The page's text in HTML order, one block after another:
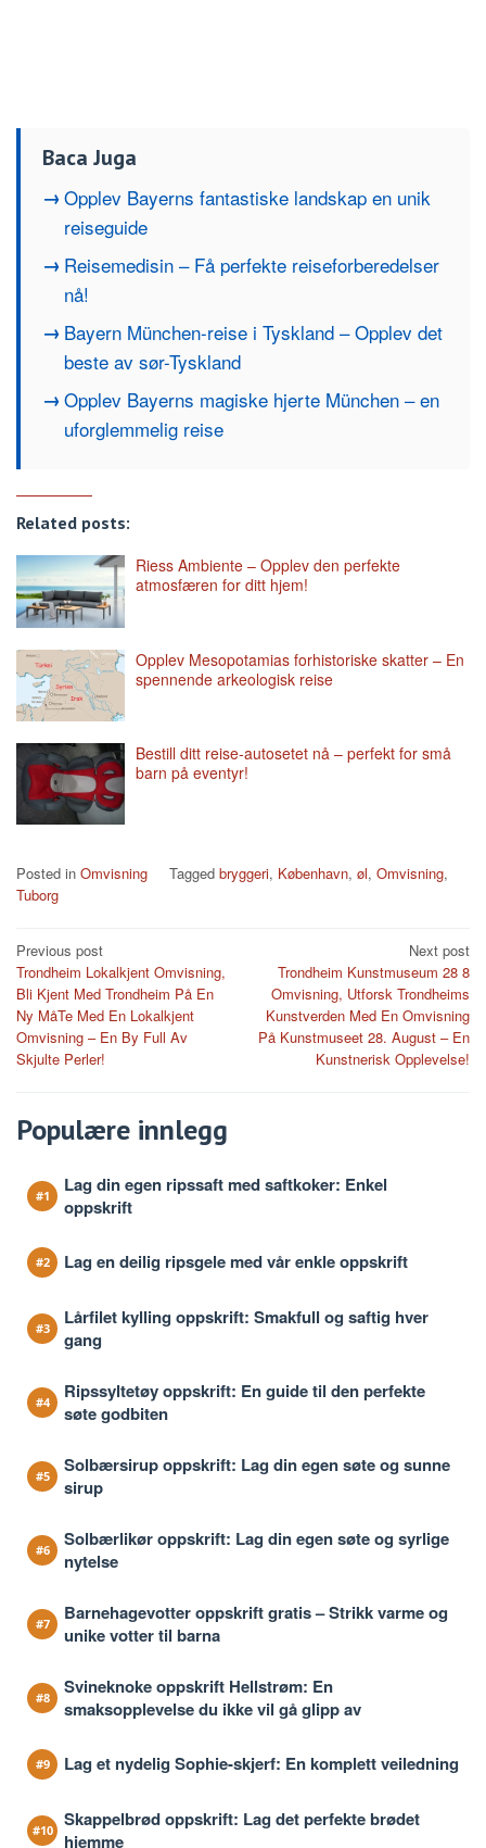
Baca Juga
Opplev Bayerns fantastiske landskap en unik
reiseguide
Reisemedisin – Få perfekte reiseforberedelser
nå!
Bayern München-reise i Tyskland – Opplev det
beste av sør-Tyskland
Opplev Bayerns magiske hjerte München – en
uforglemmelig reise
Related posts:
Riess Ambiente – Opplev den perfekte
atmosfæren for ditt hjem!
Opplev Mesopotamias forhistoriske skatter – En
spennende arkeologisk reise
Bestill ditt reise-autosetet nå – perfekt for små
barn på eventyr!
Posted in Omvisning Tagged bryggeri, København, øl, Omvisning,
Tuborg
Post
navigation
Previous post
Trondheim Lokalkjent Omvisning,
Bli Kjent Med Trondheim På En
Ny MåTe Med En Lokalkjent
Omvisning – En By Full Av
Skjulte Perler!
Next post
Trondheim Kunstmuseum 28 8
Omvisning, Utforsk Trondheims
Kunstverden Med En Omvisning
På Kunstmuseet 28. August – En
Kunstnerisk Opplevelse!
Populære innlegg
Lag din egen ripssaft med saftkoker: Enkel
oppskrift
Lag en deilig ripsgele med vår enkle oppskrift
Lårfilet kylling oppskrift: Smakfull og saftig hver
gang
Ripssyltetøy oppskrift: En guide til den perfekte
søte godbiten
Solbærsirup oppskrift: Lag din egen søte og sunne
sirup
Solbærlikør oppskrift: Lag din egen søte og syrlige
nytelse
Barnehagevotter oppskrift gratis – Strikk varme og
unike votter til barna
Svineknoke oppskrift Hellstrøm: En
smaksopplevelse du ikke vil gå glipp av
Lag et nydelig Sophie-skjerf: En komplett veiledning
Skappelbrød oppskrift: Lag det perfekte brødet
hjemme